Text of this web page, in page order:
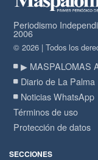
Periodismo
2006
© 2026 | Todos los
▶ MASPALOMAS
Diario de La Palma
Noticias WhatsApp
Términos de uso
Protección de datos
SECCIONES